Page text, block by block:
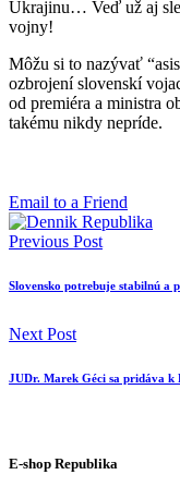
Ukrajinu… Veď už aj
vojny!
Môžu si to nazývať
ozbrojení slovenskí
od premiéra a ministra
takému nikdy nepríde.
Email to a Friend
Previous Post
Slovensko potrebuje stabilnú a
Next Post
JUDr. Marek Géci sa pridáva k
E-shop Republika